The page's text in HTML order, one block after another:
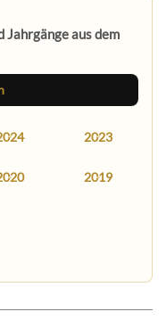
Jahrgänge aus dem
2023
2019